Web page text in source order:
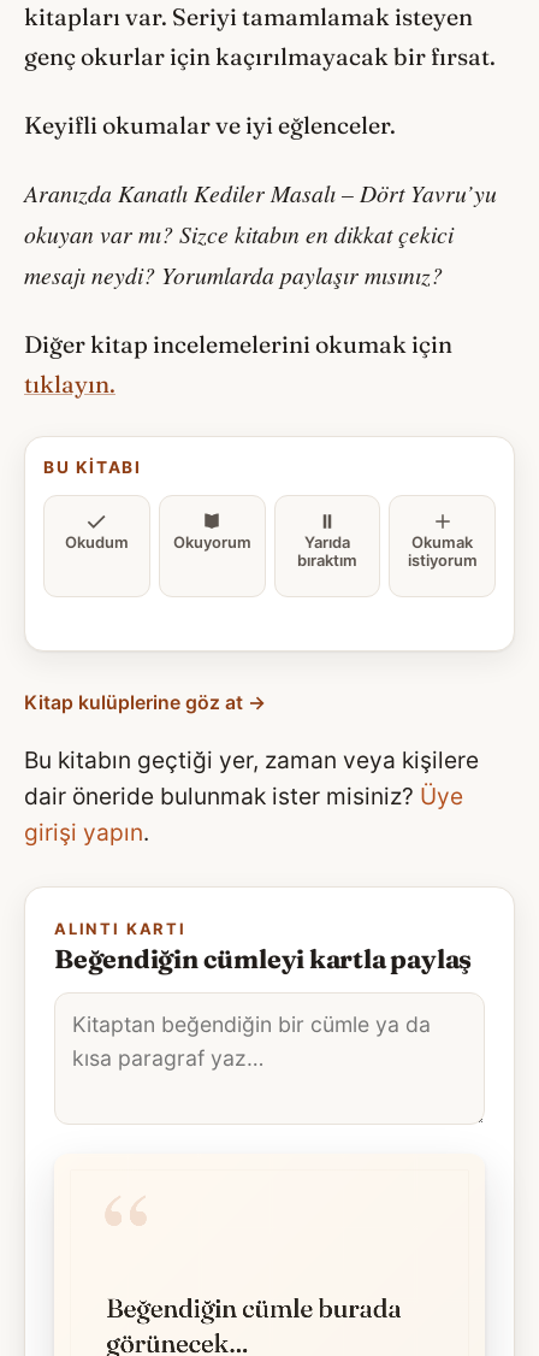
kitapları var. Seriyi tamamlamak isteyen
genç okurlar için kaçırılmayacak bir fırsat.
Keyifli okumalar ve iyi eğlenceler.
Aranızda Kanatlı Kediler Masalı – Dört Yavru’yu
okuyan var mı? Sizce kitabın en dikkat çekici
mesajı neydi? Yorumlarda paylaşır mısınız?
Diğer kitap incelemelerini okumak için
tıklayın.
BU KITABI
Okudum Okuyorum
Yarıda
bıraktım
Okumak
istiyorum
Kitap kulüplerine göz at →
Bu kitabın geçtiği yer, zaman veya kişilere
dair öneride bulunmak ister misiniz? Üye
girişi yapın.
ALINTI KARTI
Beğendiğin cümleyi kartla paylaş
Alıntı
metni